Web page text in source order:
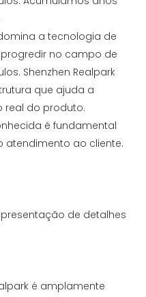
domina a tecnologia de
no campo de
Shenzhen Realpark
que ajuda a
real do produto.
é fundamental
atendimento ao cliente.
de detalhes
é amplamente